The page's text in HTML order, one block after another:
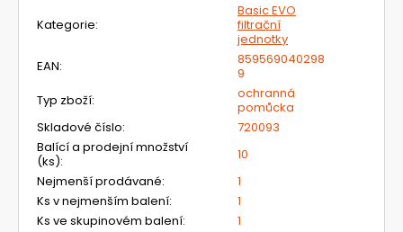
Kategorie:
Basic EVO
filtrační
jednotky
EAN:
859569040298
9
Typ zboží:
ochranná
pomůcka
Skladové číslo:
720093
Balící a prodejní množství
(ks):
10
Nejmenší prodávané:
1
Ks v nejmenším balení:
1
Ks ve skupinovém balení: 1
LESNICKÝ
SET
PRO
OCHRANU
OBLIČEJE
SLUCHU
DRÁTĚNÝM
ŠTÍTEM